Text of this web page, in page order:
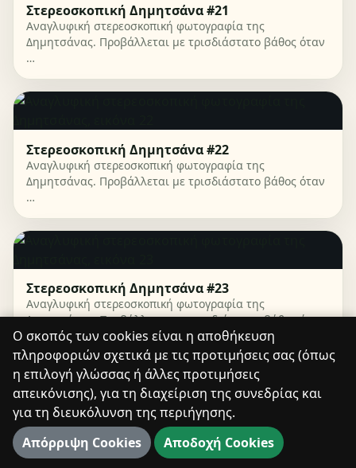
Ο σκοπός των cookies είναι η αποθήκευση
πληροφοριών σχετικά με τις προτιμήσεις σας (όπως
η επιλογή γλώσσας ή άλλες προτιμήσεις
απεικόνισης), για τη διαχείριση της συνεδρίας και
για τη διευκόλυνση της περιήγησης.
Απόρριψη Cookies
Αποδοχή Cookies
Στερεοσκοπική Δημητσάνα #21
Αναγλυφική στερεοσκοπική φωτογραφία της
Δημητσάνας. Προβάλλεται με τρισδιάστατο βάθος όταν
…
Στερεοσκοπική Δημητσάνα #22
Αναγλυφική στερεοσκοπική φωτογραφία της
Δημητσάνας. Προβάλλεται με τρισδιάστατο βάθος όταν
…
Στερεοσκοπική Δημητσάνα #23
Αναγλυφική στερεοσκοπική φωτογραφία της
Δημητσάνας. Προβάλλεται με τρισδιάστατο βάθος όταν
…
Στερεοσκοπική Δημητσάνα #24
Αναγλυφική στερεοσκοπική φωτογραφία της
Δημητσάνας. Προβάλλεται με τρισδιάστατο βάθος όταν